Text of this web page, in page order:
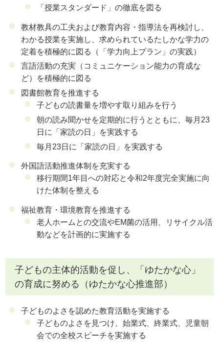
「授業スタンダード」の徹底を図る
教材教具の工夫および教育内容・指導法を再検討し、
わかる授業を実施し、求められているたしかな学力の
定着を積極的に図る（「学力向上プラン」の実践）
言語活動の充実（コミュニケーション能力の育成な
ど）を積極的に図る
図書館教育を推進する
子どもの読書量を増やす取り組みを行う
朝の読み聞かせを定期的に行うとともに、毎月23
日に「家読の日」を実践する
毎月23日に「家読の日」を実践する
外国語活動推進体制を充実する
移行期間1年目への対応と令和2年度完全実施に向
けた体制を整える
福祉教育・環境教育を推進する
老人ホームとの交流やEM菌の活用、リサイクル活
動などを計画的に実施する
子どもの主体的活動を促し、「ゆたかな心」
の育成に努める（ゆたかな心推進部）
子どものよさを認めた教育活動を実施する
子どものよさを見つけ、始業式、終業式、児童朝
会での全校スピーチを実施する